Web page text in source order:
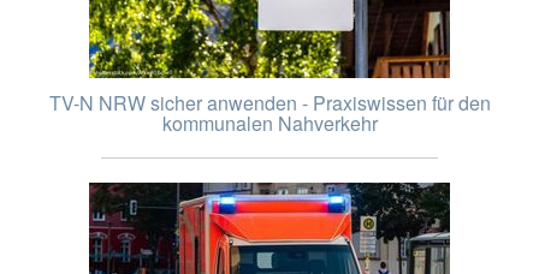
TV-N NRW sicher anwenden - Praxiswissen für den
kommunalen Nahverkehr